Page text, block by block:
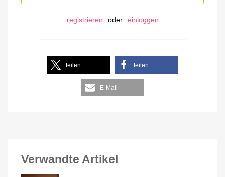
registrieren oder einloggen
teilen teilen
E-Mail
Verwandte Artikel